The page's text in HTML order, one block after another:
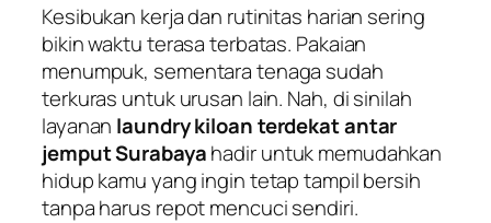
Kesibukan kerja dan rutinitas harian sering
bikin waktu terasa terbatas. Pakaian
menumpuk, sementara tenaga sudah
terkuras untuk urusan lain. Nah, di sinilah
layanan laundry kiloan terdekat antar
jemput Surabayahadir untuk memudahkan
hidup kamu yang ingin tetap tampil bersih
tanpa harus repot mencuci sendiri.